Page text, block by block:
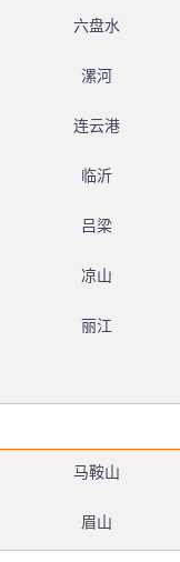
六盘水
漯河
连云港
临沂
吕梁
凉山
丽江
马鞍山
眉山